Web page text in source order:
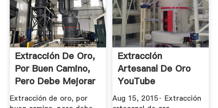
Extracción De Oro,
Por Buen Camino,
Pero Debe Mejorar
...
Extracción de oro, por
Extracción
Artesanal De Oro
YouTube
Aug 15, 2015· Extracción